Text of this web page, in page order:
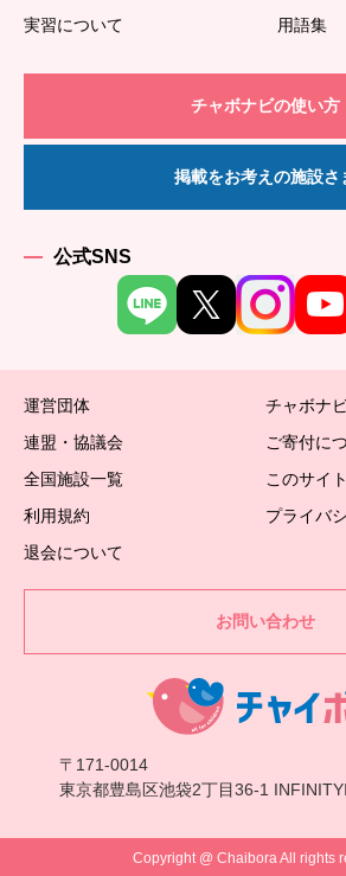
実習について
用語集
チャボナビの使い方
掲載をお考えの施設さ
公式SNS
運営団体
チャボナ
連盟・協議会
ご寄付に
全国施設一覧
このサイ
利用規約
プライバ
退会について
お問い合わせ
〒171-0014
東京都豊島区池袋2丁目36-1
Copyright @ Chaibora All rights